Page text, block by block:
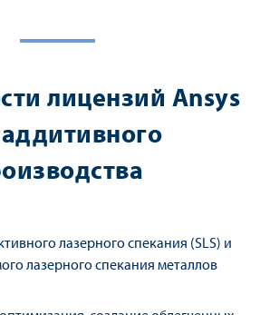
лицензий Ansys
лазерного спекания (SLS) и
лазерного спекания металлов